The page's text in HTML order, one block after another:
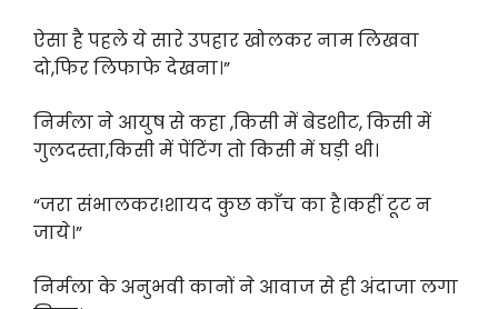
ऐसा है पहले ये सारे उपहार खोलकर नाम लिखवा
दो,फिर लिफाफे देखना।”
निर्मला ने आयुष से कहा ,किसी में बेडशीट, किसी में
गुलदस्ता,किसी में पेंटिंग तो किसी में घड़ी थी।
“जरा संभालकर!शायद कुछ काँच का है।कहीं टूट न
जाये।”
निर्मला के अनुभवी कानों ने आवाज से ही अंदाजा लगा